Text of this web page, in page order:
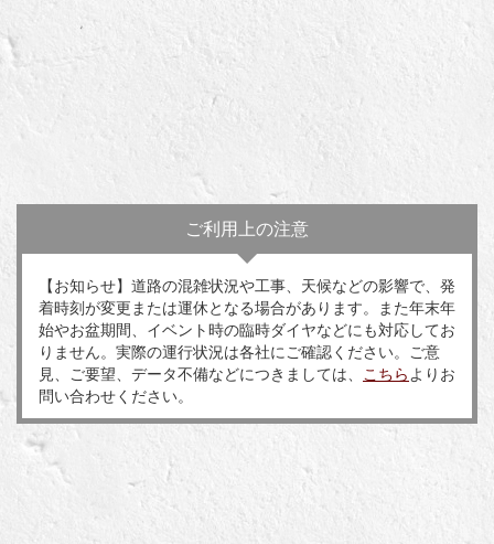
ご利用上の注意
【お知らせ】道路の混雑状況や工事、天候などの影響で、発
着時刻が変更または運休となる場合があります。また年末年
始やお盆期間、イベント時の臨時ダイヤなどにも対応してお
りません。実際の運行状況は各社にご確認ください。ご意
見、ご要望、データ不備などにつきましては、
こちら よりお
問い合わせください。